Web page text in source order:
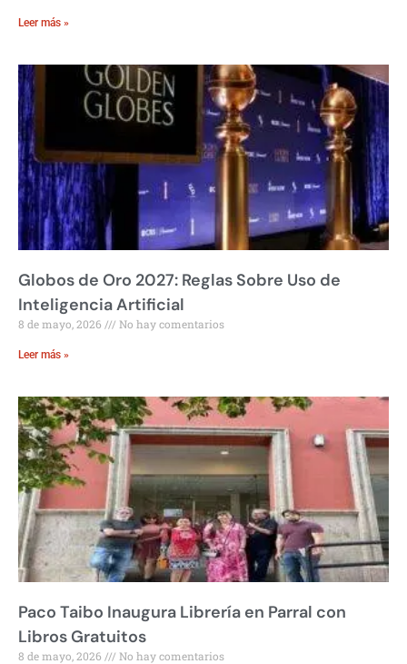
Leer más »
Globos de Oro 2027: Reglas Sobre Uso de
Inteligencia Artificial
8 de mayo, 2026 No hay comentarios
Leer más »
Paco Taibo Inaugura Librería en Parral con
Libros Gratuitos
8 de mayo, 2026 No hay comentarios